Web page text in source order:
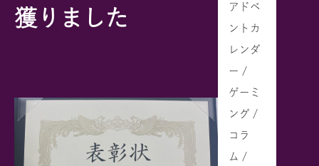
獲りました
アドベ
ントカ
レンダ
ー /
ゲーミ
ング /
コラ
ム /